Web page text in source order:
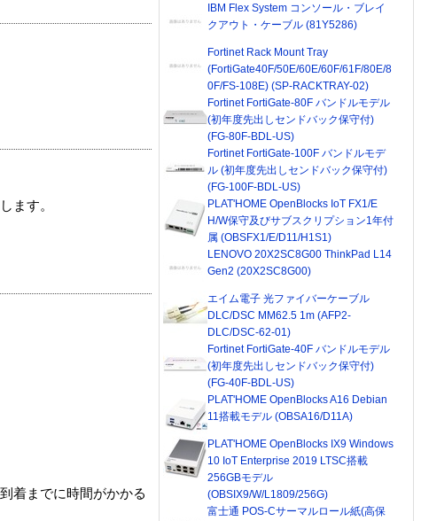
ます。
着までに時間がかかる
IBM Flex System コンソール・ブレイ
クアウト・ケーブル (81Y5286)
Fortinet Rack Mount Tray
(FortiGate40F/50E/60E/60F/61F/80E/8
0F/FS-108E) (SP-RACKTRAY-02)
Fortinet FortiGate-80F バンドルモデル
(初年度先出しセンドバック保守付)
(FG-80F-BDL-US)
Fortinet FortiGate-100F バンドルモデ
ル (初年度先出しセンドバック保守付)
(FG-100F-BDL-US)
PLAT'HOME OpenBlocks IoT FX1/E
H/W保守及びサブスクリプション1年付
属 (OBSFX1/E/D11/H1S1)
LENOVO 20X2SC8G00 ThinkPad L14
Gen2 (20X2SC8G00)
エイム電子 光ファイバーケーブル
DLC/DSC MM62.5 1m (AFP2-
DLC/DSC-62-01)
Fortinet FortiGate-40F バンドルモデル
(初年度先出しセンドバック保守付)
(FG-40F-BDL-US)
PLAT'HOME OpenBlocks A16 Debian
11搭載モデル (OBSA16/D11A)
PLAT'HOME OpenBlocks IX9 Windows
10 IoT Enterprise 2019 LTSC搭載
256GBモデル
(OBSIX9/W/L1809/256G)
富士通 POS-Cサーマルロール紙(高保